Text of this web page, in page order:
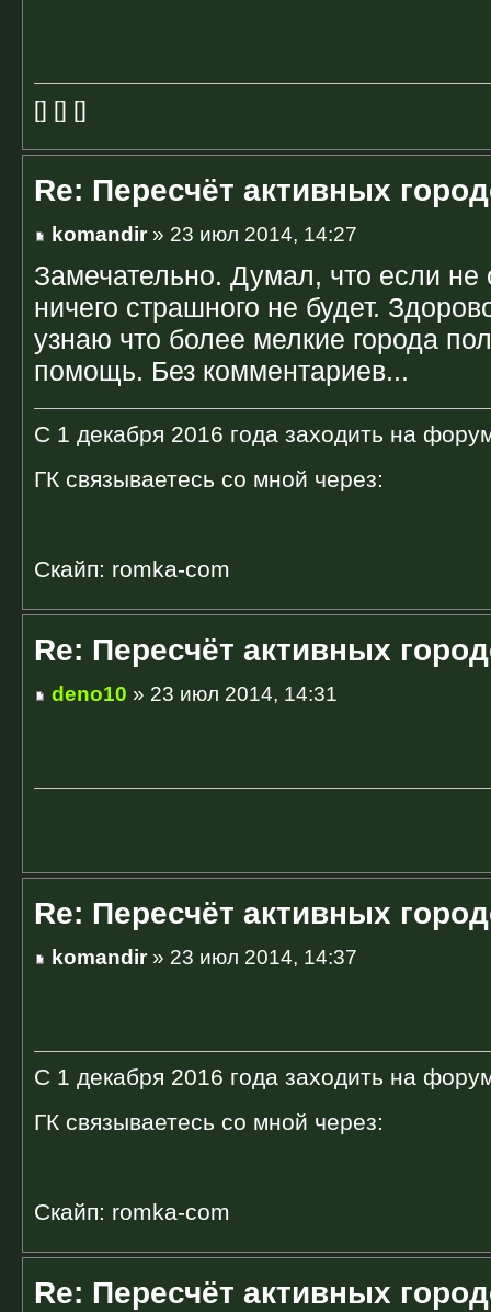
[] [] []
Re: Пересчёт активных
komandir» 23 июл 2014, 14:27
Замечательно. Думал, что если не
ничего страшного не будет.
узнаю что более мелкие города
помощь. Без комментариев...
С 1 декабря 2016 года заходить на
ГК связываетесь со мной через:
Скайп: romka-com
Re: Пересчёт активных
deno10 » 23 июл 2014, 14:31
Re: Пересчёт активных
komandir» 23 июл 2014, 14:37
С 1 декабря 2016 года заходить на
ГК связываетесь со мной через:
Скайп: romka-com
Re: Пересчёт активных